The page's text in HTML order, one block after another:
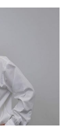
מדדים
עסקית
קריפטו